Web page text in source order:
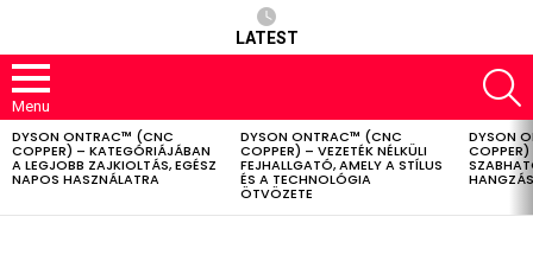
LATEST
Menu
LATEST
STORIES
DYSON ONTRAC™ (CNC
COPPER) – KATEGÓRIÁJÁBAN
A LEGJOBB ZAJKIOLTÁS, EGÉSZ
NAPOS HASZNÁLATRA
DYSON ONTRAC™ (CNC
COPPER) – VEZETÉK NÉLKÜLI
FEJHALLGATÓ, AMELY A STÍLUS
ÉS A TECHNOLÓGIA
ÖTVÖZETE
DYSON
COPPER)